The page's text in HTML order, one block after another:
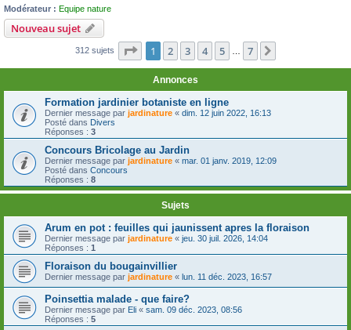
Modérateur : Equipe nature
Nouveau sujet
312 sujets Page 1sur7
1 2 3 4 5 7
Annonces
Formation jardinier botaniste en ligne
Dernier message par jardinature « dim. 12 juin 2022, 16:13
Posté dans Divers
Réponses : 3
Concours Bricolage au Jardin
Dernier message par jardinature « mar. 01 janv. 2019, 12:09
Posté dans Concours
Réponses : 8
Sujets
Arum en pot : feuilles qui jaunissent apres la floraison
Dernier message par jardinature « jeu. 30 juil. 2026, 14:04
Réponses : 1
Floraison du bougainvillier
Dernier message par jardinature « lun. 11 déc. 2023, 16:57
Poinsettia malade - que faire?
Dernier message par Eli « sam. 09 déc. 2023, 08:56
Réponses : 5